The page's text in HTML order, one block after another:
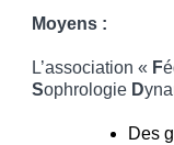
Moyens :
L’association « F
Sophrologie D
Des